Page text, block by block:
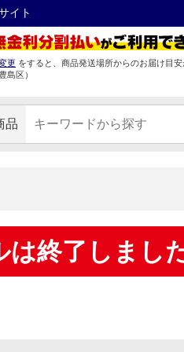
イト
更 をすると、商品発送場所からのお届け目安
豊島区）
品
は終了しました